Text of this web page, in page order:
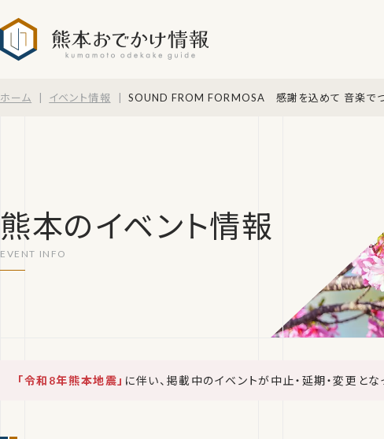
ホーム イベント情報 SOUND FROM FORMOSA 感謝を込めて 音楽で
熊本のイベント情報
「令和8年熊本地震」 に伴い、掲載中のイベントが中止・延期・変更と